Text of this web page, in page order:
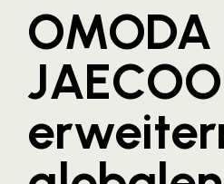
Meldungen
AKTUELLES
ALEX Krems
Amazon Web Services
JAECOO